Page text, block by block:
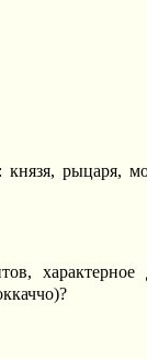
рыцаря,
характерное